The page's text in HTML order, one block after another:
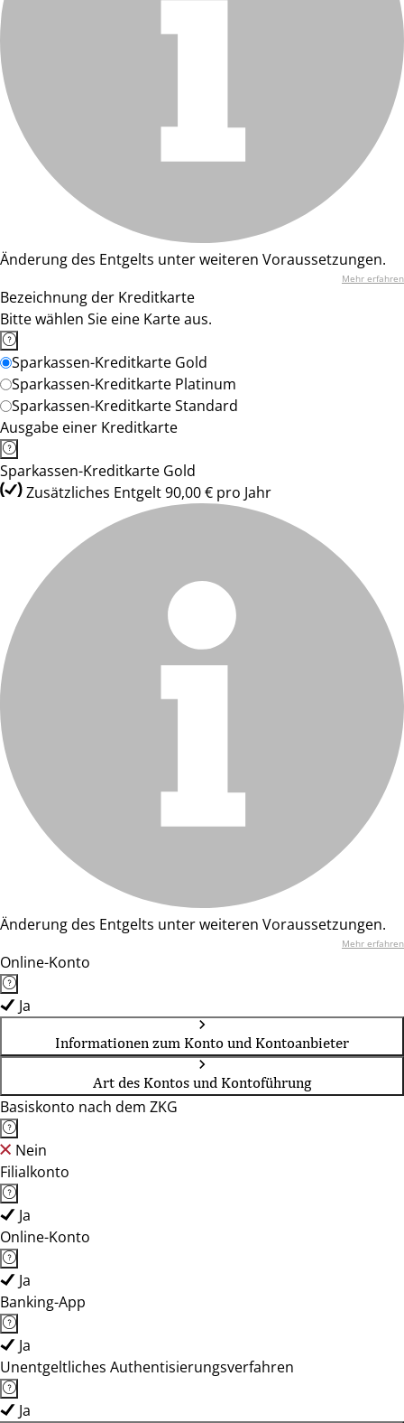
Änderung des Entgelts unter weiteren Voraussetzungen.
Mehr erfahren
Bezeichnung der Kreditkarte
Bitte wählen Sie eine Karte aus.
Sparkassen-Kreditkarte Gold
Sparkassen-Kreditkarte Platinum
Sparkassen-Kreditkarte Standard
Ausgabe einer Kreditkarte
Sparkassen-Kreditkarte Gold
Zusätzliches Entgelt 90,00 € pro Jahr
Änderung des Entgelts unter weiteren Voraussetzungen.
Mehr erfahren
Online-Konto
Ja
Informationen zum Konto und Kontoanbieter
Art des Kontos und Kontoführung
Basiskonto nach dem ZKG
Nein
Filialkonto
Ja
Online-Konto
Ja
Banking-App
Ja
Unentgeltliches Authentisierungsverfahren
Ja